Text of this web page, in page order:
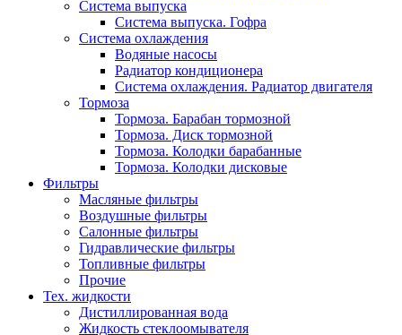
Система выпуска
Система выпуска. Гофра
Система охлаждения
Водяные насосы
Радиатор кондиционера
Система охлаждения. Радиатор двигателя
Тормоза
Тормоза. Барабан тормозной
Тормоза. Диск тормозной
Тормоза. Колодки барабанные
Тормоза. Колодки дисковые
Фильтры
Масляные фильтры
Воздушные фильтры
Салонные фильтры
Гидравлические фильтры
Топливные фильтры
Прочие
Тех. жидкости
Дистиллированная вода
Жидкость стеклоомывателя